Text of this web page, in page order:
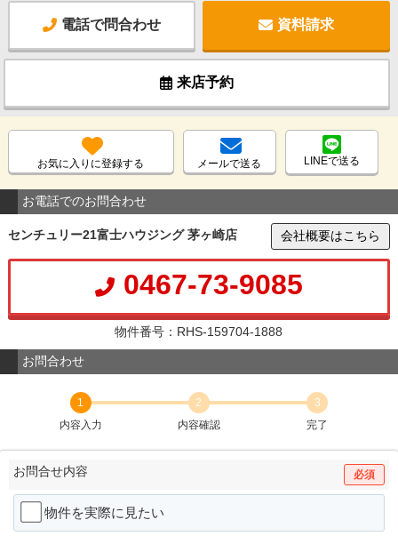
電話で問合わせ 資料請求
来店予約
お気に入りに登録する メールで送る LINEで送る
お電話でのお問合わせ
センチュリー21富士ハウジング 茅ヶ崎店 会社概要はこちら
0467-73-9085
物件番号：RHS-159704-1888
お問合わせ
1
内容入力
2
内容確認
3
完了
お問合せ内容 必須
物件を実際に見たい